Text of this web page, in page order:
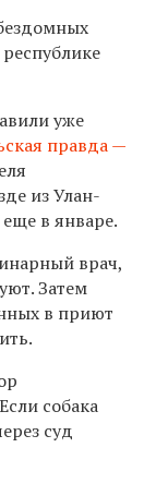
уже
правда —
из Улан-
в январе.
врач,
Затем
в приют
собака
суд